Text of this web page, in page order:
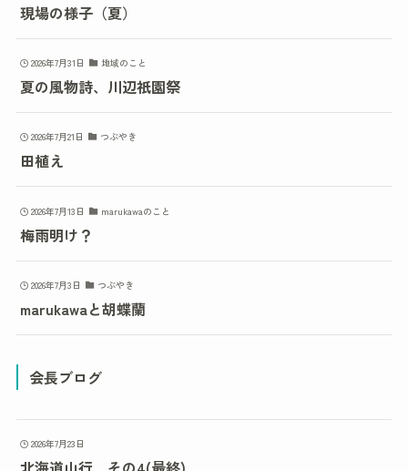
現場の様子（夏）
2026年7月31日 地域のこと
夏の風物詩、川辺祇園祭
2026年7月21日 つぶやき
田植え
2026年7月13日 marukawaのこと
梅雨明け？
2026年7月3日 つぶやき
marukawaと胡蝶蘭
会長ブログ
2026年7月23日